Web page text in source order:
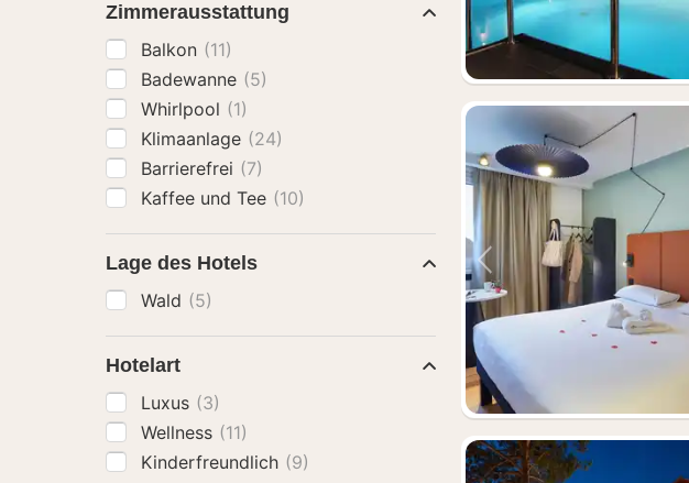
Vorheriges Bild
Zimmerausstattung
Balkon (11)
Badewanne (5)
Whirlpool (1)
Klimaanlage (24)
Barrierefrei (7)
Kaffee und Tee (10)
Lage des Hotels
Wald (5)
Hotelart
Luxus (3)
Wellness (11)
Kinderfreundlich (9)